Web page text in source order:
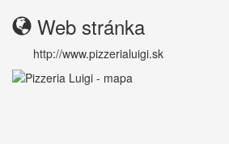
Web stránka
http://www.pizzerialuigi.sk